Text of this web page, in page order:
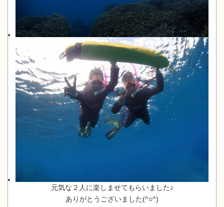
元気な２人に楽しませてもらいました♪
ありがとうございました(^○^)